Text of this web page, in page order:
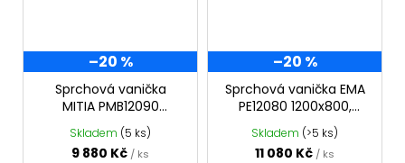
–20 %
Sprchová vanička
MITIA PMB12090
1200x900 mm, bílá
profilovaná
Skladem (5 ks)
9 880 Kč / ks
–20 %
Sprchová vanička EMA
PE12080 1200x800,
profilovaná
Skladem (>5 ks)
11 080 Kč / ks